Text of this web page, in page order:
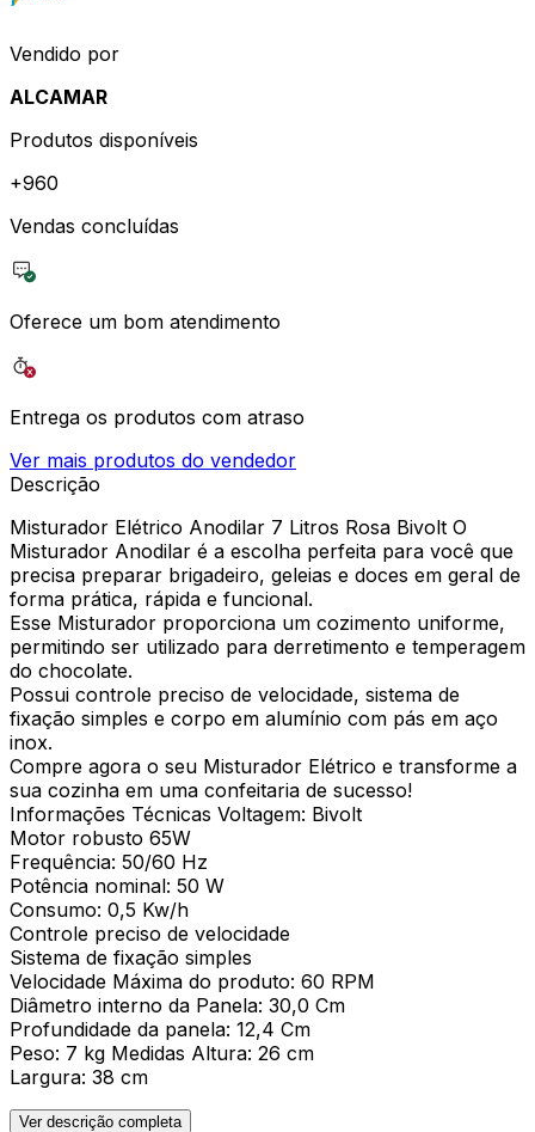
Vendido por
ALCAMAR
Produtos disponíveis
+960
Vendas concluídas
Oferece um bom atendimento
Entrega os produtos com atraso
Ver mais produtos do vendedor
Descrição
Misturador Elétrico Anodilar 7 Litros Rosa Bivolt O
Misturador Anodilar é a escolha perfeita para você que
precisa preparar brigadeiro, geleias e doces em geral de
forma prática, rápida e funcional.
Esse Misturador proporciona um cozimento uniforme,
permitindo ser utilizado para derretimento e temperagem
do chocolate.
Possui controle preciso de velocidade, sistema de
fixação simples e corpo em alumínio com pás em aço
inox.
Compre agora o seu Misturador Elétrico e transforme a
sua cozinha em uma confeitaria de sucesso!
Informações Técnicas Voltagem: Bivolt
Motor robusto 65W
Frequência: 50/60 Hz
Potência nominal: 50 W
Consumo: 0,5 Kw/h
Controle preciso de velocidade
Sistema de fixação simples
Velocidade Máxima do produto: 60 RPM
Diâmetro interno da Panela: 30,0 Cm
Profundidade da panela: 12,4 Cm
Peso: 7 kg Medidas Altura: 26 cm
Largura: 38 cm
Ver descrição completa